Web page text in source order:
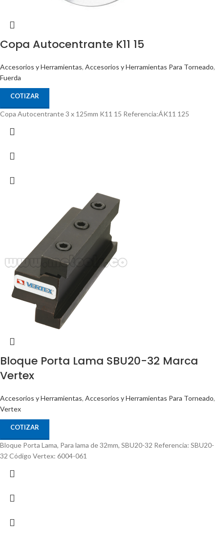
Copa Autocentrante K11 15
Accesorios y Herramientas, Accesorios y Herramientas Para Torneado,
Fuerda
COTIZAR
Copa Autocentrante 3 x 125mm K11 15 Referencia:ÁK11 125
Bloque Porta Lama SBU20-32 Marca
Vertex
Accesorios y Herramientas, Accesorios y Herramientas Para Torneado,
Vertex
COTIZAR
Bloque Porta Lama, Para lama de 32mm, SBU20-32 Referencia: SBU20-
32 Código Vertex: 6004-061